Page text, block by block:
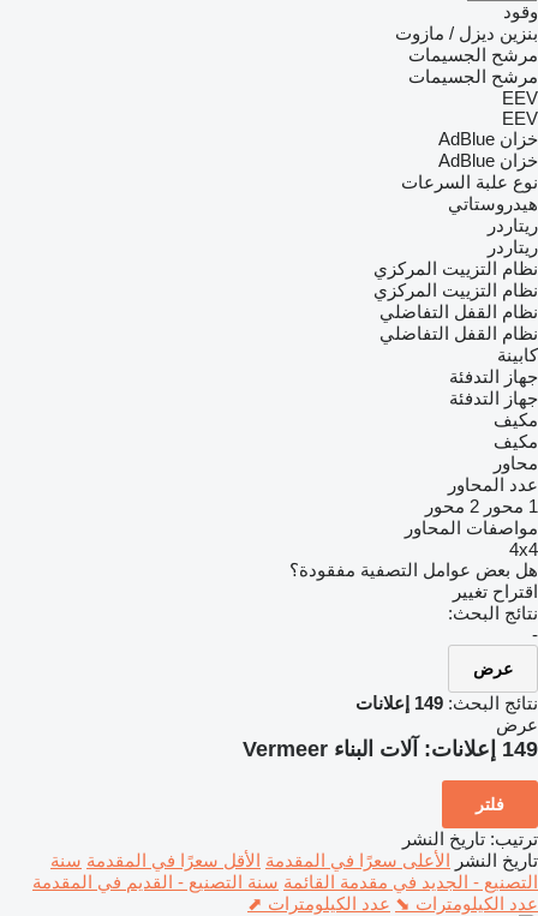
وقود
بنزين ديزل / مازوت
مرشح الجسيمات
مرشح الجسيمات
EEV
EEV
خزان AdBlue
خزان AdBlue
نوع علبة السرعات
هيدروستاتي
ريتاردر
ريتاردر
نظام التزييت المركزي
نظام التزييت المركزي
نظام القفل التفاضلي
نظام القفل التفاضلي
كابينة
جهاز التدفئة
جهاز التدفئة
مكيف
مكيف
محاور
عدد المحاور
1 محور
2 محور
مواصفات المحاور
4x4
هل بعض عوامل التصفية مفقودة؟
اقتراح تغيير
نتائج البحث:
-
عرض
نتائج البحث: 149 إعلانات
عرض
149 إعلانات: آلات البناء Vermeer
فلتر
ترتيب: تاريخ النشر
تاريخ النشر الأعلى سعرًا في المقدمة الأقل سعرًا في المقدمة سنة
التصنيع - الجديد في مقدمة القائمة سنة التصنيع - القديم في المقدمة
عدد الكيلومترات ⬊ عدد الكيلومترات ⬈